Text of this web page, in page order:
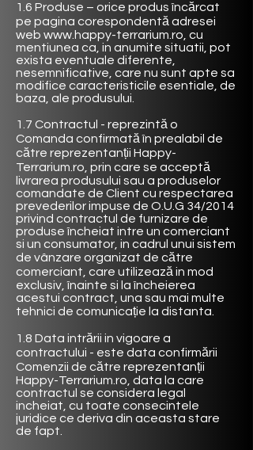
1.6 Produse – orice produs încărcat
pe pagina corespondentă adresei
web www.happy-terrarium.ro, cu
mentiunea ca, in anumite situatii, pot
exista eventuale diferente,
nesemnificative, care nu sunt apte sa
modifice caracteristicile esentiale, de
baza, ale produsului.
1.7 Contractul - reprezintă o
Comanda confirmată în prealabil de
către reprezentanții Happy-
Terrarium.ro, prin care se acceptă
livrarea produsului sau a produselor
comandate de Client cu respectarea
prevederilor impuse de O.U.G 34/2014
privind contractul de furnizare de
produse încheiat intre un comerciant
si un consumator, in cadrul unui sistem
de vânzare organizat de către
comerciant, care utilizează in mod
exclusiv, înainte si la încheierea
acestui contract, una sau mai multe
tehnici de comunicație la distanta.
1.8 Data intrării in vigoare a
contractului - este data confirmării
Comenzii de către reprezentanții
Happy-Terrarium.ro, data la care
contractul se considera legal
incheiat, cu toate consecintele
juridice ce deriva din aceasta stare
de fapt.